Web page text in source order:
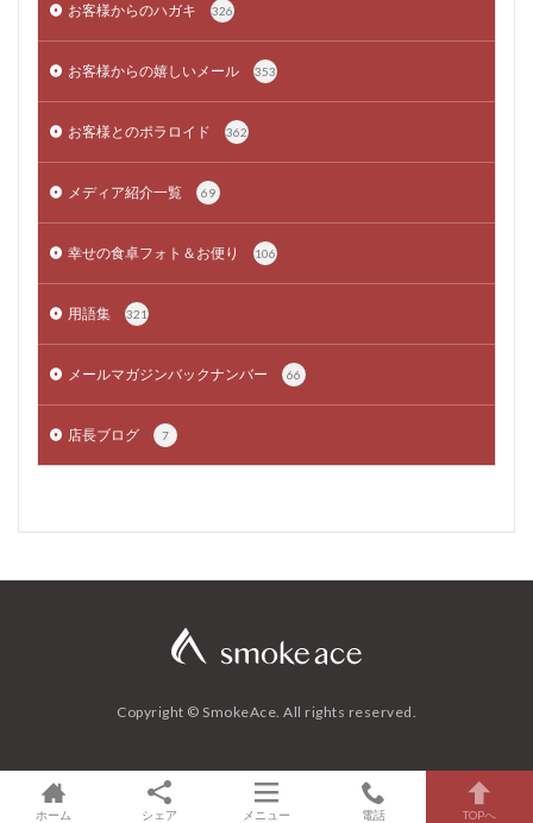
お客様からのハガキ 326
お客様からの嬉しいメール 353
お客様とのポラロイド 362
メディア紹介一覧 69
幸せの食卓フォト＆お便り 106
用語集 321
メールマガジンバックナンバー 66
店長ブログ 7
Copyright © SmokeAce. All rights reserved.
ホーム シェア メニュー 電話 TOPへ